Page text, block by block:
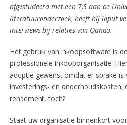
afgestudeerd met een 7,5 aan de
literatuuronderzoek, heeft hij input
interviews bij relaties van Qando.
Het gebruik van inkoopsoftware is
professionele inkooporganisatie.
adoptie gewenst omdat er sprake is
investerings- en onderhoudskosten;
rendement, toch?
Staat uw organisatie binnenkort